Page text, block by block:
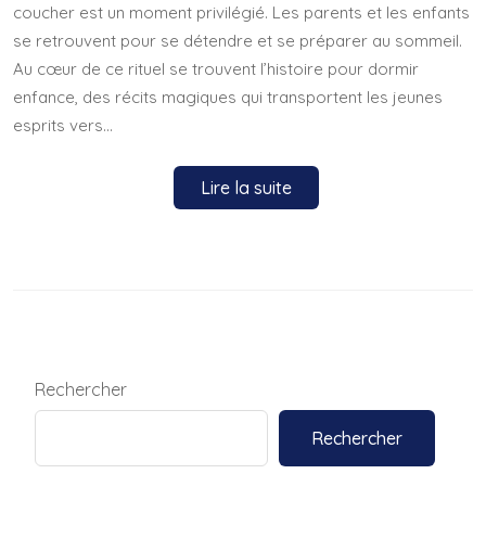
coucher est un moment privilégié. Les parents et les enfants
se retrouvent pour se détendre et se préparer au sommeil.
Au cœur de ce rituel se trouvent l’histoire pour dormir
enfance, des récits magiques qui transportent les jeunes
esprits vers…
Lire la suite
Rechercher
Rechercher